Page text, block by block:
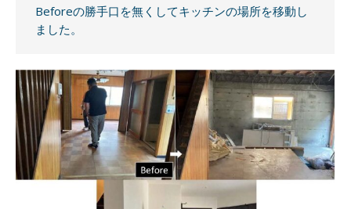
Beforeの勝手口を無くしてキッチンの場所を移動し
ました。